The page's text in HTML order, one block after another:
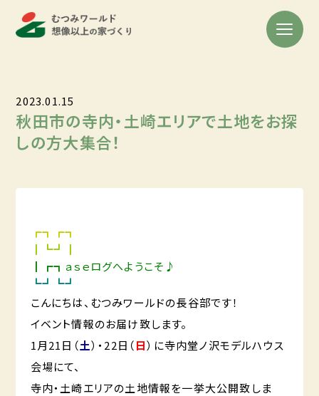
2023.01.15
秋田市の寺内・土崎エリアで土地をお探
しの方大集合！
┏┓┏┓
┃┗┛┃
┃┏┓ａｓｅログへようこそ♪
┗┛┗┛
こんにちは、むつみワールドの長谷部です！
イベント情報のお届け致します。
1月21日（土）・22日（日）に寺内堂ノ沢モデルハウス
会場にて、
寺内・土崎エリアの土地情報を一挙大公開致しま